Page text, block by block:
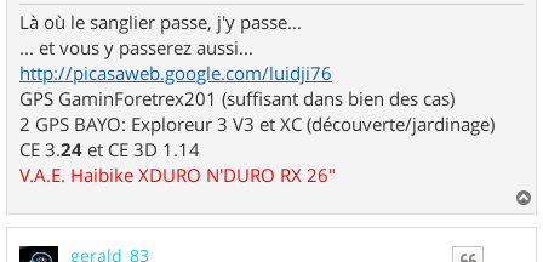
Là où le sanglier passe, j'y passe...
... et vous y passerez aussi...
http://picasaweb.google.com/luidji76
GPS GaminForetrex201 (suffisant dans bien des cas)
2 GPS BAYO: Exploreur 3 V3 et XC (découverte/jardinage)
CE 3.24 et CE 3D 1.14
V.A.E. Haibike XDURO N'DURO RX 26"
a
u
gerald_83